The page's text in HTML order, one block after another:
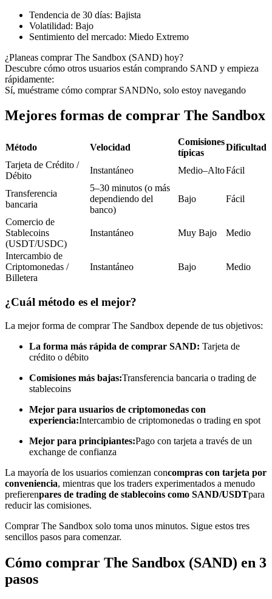
Futuros del USDC
Futuros que utilizan USDC como garantía
Copiar Trading
Únete a los mejores traders
Conviértete en un Trader de Copia
Disfruta del reparto de beneficios y comisiones de copy trading
Análisis de big data que incluye información comercial, etc.
Tendencia de 30 días: Bajista
Volatilidad: Bajo
Sentimiento del mercado: Miedo Extremo
¿Planeas comprar The Sandbox (SAND) hoy?
Descubre cómo otros usuarios están comprando SAND y empieza
rápidamente:
Sí, muéstrame cómo comprar SANDNo, solo estoy navegando
Mejores formas de comprar The Sandbox
Método Velocidad
Comisiones
típicas
Dificultad
Tarjeta de Crédito /
Débito
Instantáneo Medio–AltoFácil
Transferencia
bancaria
5–30 minutos (o más
dependiendo del
banco)
Bajo Fácil
Comercio de
Stablecoins
(USDT/USDC)
Instantáneo Muy Bajo Medio
Intercambio de
Criptomonedas /
Billetera
Instantáneo Bajo Medio
¿Cuál método es el mejor?
La mejor forma de comprar The Sandbox depende de tus objetivos:
La forma más rápida de comprar SAND: Tarjeta de
crédito o débito
Comisiones más bajas:Transferencia bancaria o trading de
stablecoins
Mejor para usuarios de criptomonedas con
experiencia:Intercambio de criptomonedas o trading en spot
Mejor para principiantes:Pago con tarjeta a través de un
exchange de confianza
La mayoría de los usuarios comienzan concompras con tarjeta por
conveniencia, mientras que los traders experimentados a menudo
prefierenpares de trading de stablecoins como SAND/USDTpara
reducir las comisiones.
Comprar The Sandbox solo toma unos minutos. Sigue estos tres
sencillos pasos para comenzar.
Cómo comprar The Sandbox (SAND) en 3
pasos